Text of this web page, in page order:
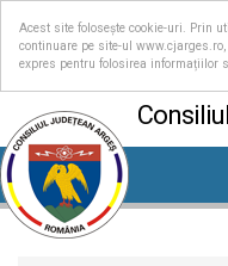
Acest site folosește cookie-uri. Prin
continuare pe site-ul
expres pentru folosirea informațiilor